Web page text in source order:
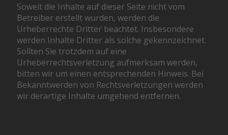
Soweit die Inhalte auf dieser Seite nicht vom
Betreiber erstellt wurden, werden die
Urheberrechte Dritter beachtet. Insbesondere
werden Inhalte Dritter als solche gekennzeichnet.
Sollten Sie trotzdem auf eine
Urheberrechtsverletzung aufmerksam werden,
bitten wir um einen entsprechenden Hinweis. Bei
Bekanntwerden von Rechtsverletzungen werden
wir derartige Inhalte umgehend entfernen.